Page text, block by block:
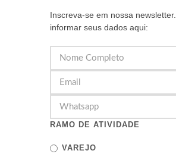
Inscreva-se em nossa
informar seus dados aqui:
RAMO DE ATIVIDADE
VAREJO